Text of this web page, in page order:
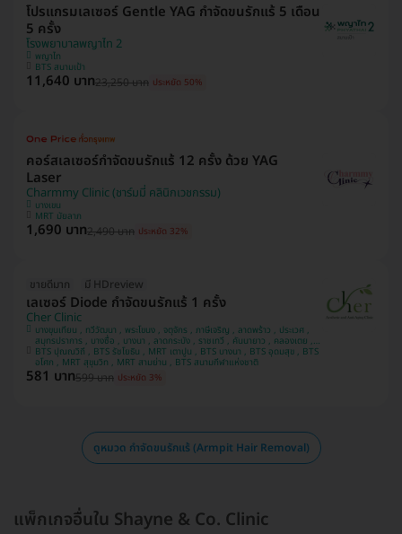
โปรแกรมเลเซอร์ Gentle YAG กำจัดขนรักแร้ 5 เดือน
5 ครั้ง
โรงพยาบาลพญาไท 2
พญาไท
BTS สนามเป้า
11,640 บาท23,250 บาท ประหยัด 50%
คอร์สเลเซอร์กำจัดขนรักแร้ 12 ครั้ง ด้วย YAG
Laser
Charmmy Clinic (ชาร์มมี่ คลินิกเวชกรรม)
บางเขน
MRT มัยลาภ
1,690 บาท2,490 บาท ประหยัด 32%
ขายดีมาก มี HDreview
เลเซอร์ Diode กำจัดขนรักแร้ 1 ครั้ง
Cher Clinic
บางขุนเทียน , ทวีวัฒนา , พระโขนง , จตุจักร , ภาษีเจริญ , ลาดพร้าว , ประเวศ ,
สมุทรปราการ , บางซื่อ , บางนา , ลาดกระบัง , ราชเทวี , คันนายาว , คลองเตย ,
บางแค , ปทุมวัน
BTS ปุณณวิถี , BTS รัชโยธิน , MRT เตาปูน , BTS บางนา , BTS อุดมสุข , BTS
อโศก , MRT สุขุมวิท , MRT สามย่าน , BTS สนามกีฬาแห่งชาติ
581 บาท599 บาท ประหยัด 3%
ดูหมวด กำจัดขนรักแร้ (Armpit Hair Removal)
แพ็กเกจอื่นใน Shayne & Co. Clinic